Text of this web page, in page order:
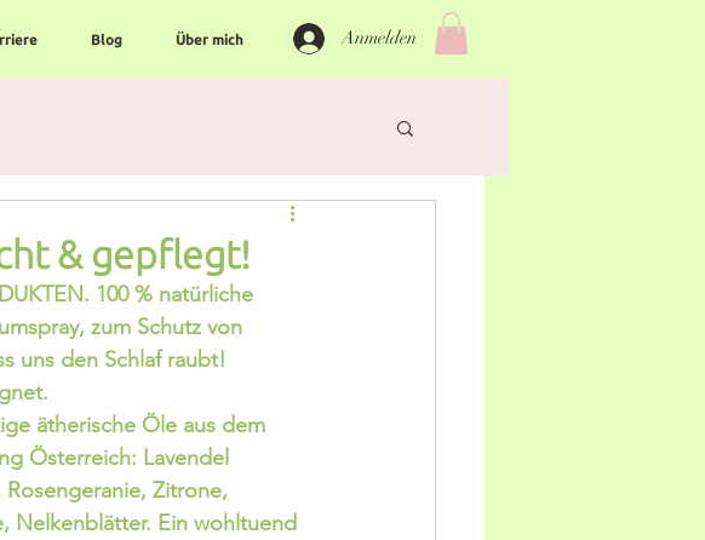
Blog Über mich Anmelden
& gepflegt!
100 % natürliche
zum Schutz von
uns den Schlaf raubt!
ätherische Öle aus dem
Österreich: Lavendel
Rosengeranie, Zitrone,
Nelkenblätter. Ein wohltuend